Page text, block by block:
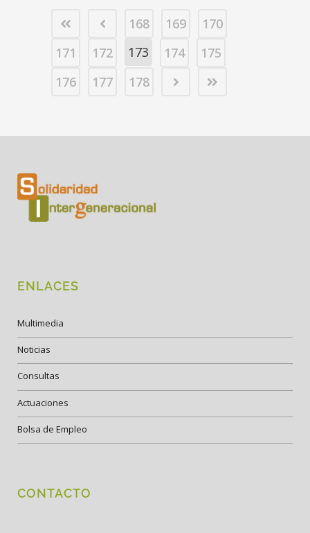
168 169
170
171
172 173 174
175
176
177 178
ENLACES
Multimedia
Noticias
Consultas
Actuaciones
Bolsa de Empleo
CONTACTO